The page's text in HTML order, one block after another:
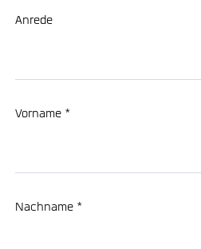
Anrede
Vorname *
Nachname *